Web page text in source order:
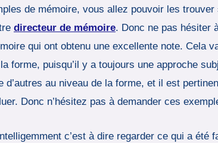
de mémoire, vous allez pouvoir les
directeur de mémoire. Donc ne pas hésiter
qui ont obtenu une excellente note. Cela
forme, puisqu’il y a toujours une approche
au niveau de la forme, et il est
Donc n’hésitez pas à demander ces
c’est à dire regarder ce qui a été